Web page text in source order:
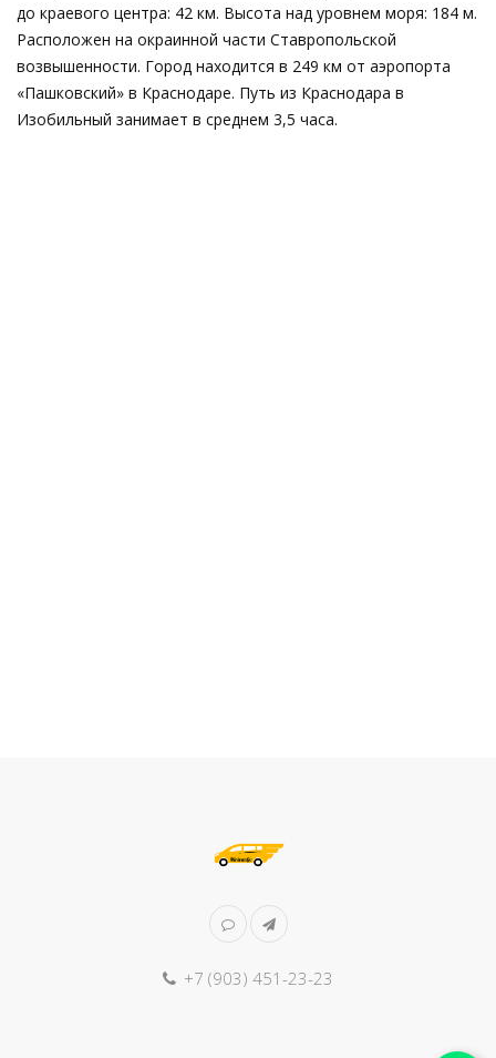
до краевого центра: 42 км. Высота над уровнем моря: 184 м.
Расположен на окраинной части Ставропольской
возвышенности. Город находится в 249 км от аэропорта
«Пашковский» в Краснодаре. Путь из Краснодара в
Изобильный занимает в среднем 3,5 часа.
+7 (903) 451-23-23